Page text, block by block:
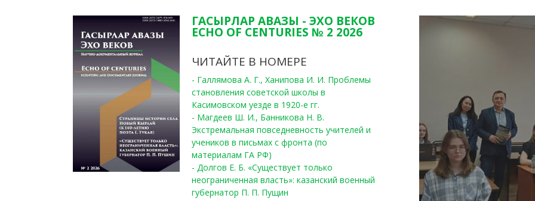
ГАСЫРЛАР АВАЗЫ - ЭХО ВЕКОВ
ECHO OF CENTURIES № 2 2026
ЧИТАЙТЕ В НОМЕРЕ
- Галлямова А. Г., Ханипова И. И. Проблемы
становления советской школы в
Касимовском уезде в 1920-е гг.
- Магдеев Ш. И., Банникова Н. В.
Экстремальная повседневность учителей и
учеников в письмах с фронта (по
материалам ГА РФ)
- Долгов Е. Б. «Существует только
неограниченная власть»: казанский военный
губернатор П. П. Пущин